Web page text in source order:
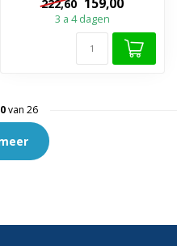
Wit-...
222,60 159,00
3 a 4 dagen
van 26